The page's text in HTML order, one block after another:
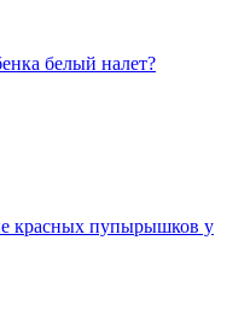
белый налет?
красных пупырышков у